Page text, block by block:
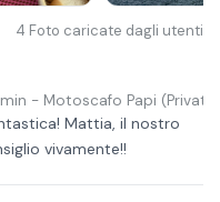
4 Foto caricate dagli utenti
- Motoscafo Papi (Privato)
Mattia, il nostro
vivamente!!